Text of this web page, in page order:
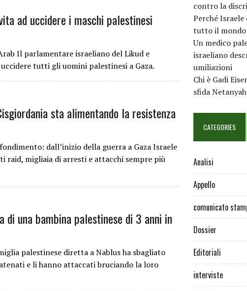
ad uccidere i maschi palestinesi
Il parlamentare israeliano del Likud e
tutti gli uomini palestinesi a Gaza.
sta alimentando la resistenza
dall’inizio della guerra a Gaza Israele
raid, migliaia di arresti e attacchi sempre più
una bambina palestinese di 3 anni in
palestinese diretta a Nablus ha sbagliato
e li hanno attaccati bruciando la loro
contro la
Perché
tutto il mondo
Un medico
israeliano
umiliazioni
Chi è Gadi
sfida
CATEGORIES
Analisi
Appello
comunicato
Dossier
Editoriali
interviste